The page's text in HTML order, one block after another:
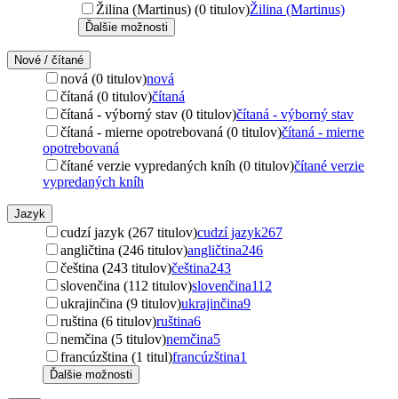
Žilina (Martinus) (0 titulov)Žilina (Martinus)
Ďalšie možnosti
Nové / čítané
nová (0 titulov)nová
čítaná (0 titulov)čítaná
čítaná - výborný stav (0 titulov)čítaná - výborný stav
čítaná - mierne opotrebovaná (0 titulov)čítaná - mierne
opotrebovaná
čítané verzie vypredaných kníh (0 titulov)čítané verzie
vypredaných kníh
Jazyk
cudzí jazyk (267 titulov)cudzí jazyk267
angličtina (246 titulov)angličtina246
čeština (243 titulov)čeština243
slovenčina (112 titulov)slovenčina112
ukrajinčina (9 titulov)ukrajinčina9
ruština (6 titulov)ruština6
nemčina (5 titulov)nemčina5
francúzština (1 titul)francúzština1
Ďalšie možnosti